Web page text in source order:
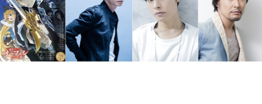
アニメ記事一覧 声優記事一覧
アニメ映画一覧 実写化映画一覧
今期アニメ曜日別一覧